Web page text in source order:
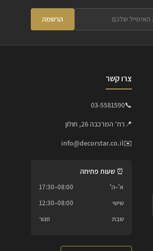
הרשמה
צרו קשר
📞
03-5581590
📍רח' המרכבה 26, חולון
✉️
info@decorstar.co.il
⏰ שעות פתיחה
א'–ה'
08:00–17:30
שישי
08:00–12:30
שבת
סגור